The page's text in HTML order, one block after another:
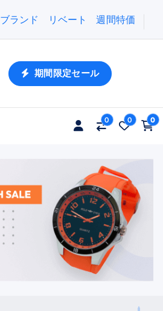
ブランド リベート 週間特価
期間限定セール
0 0 0